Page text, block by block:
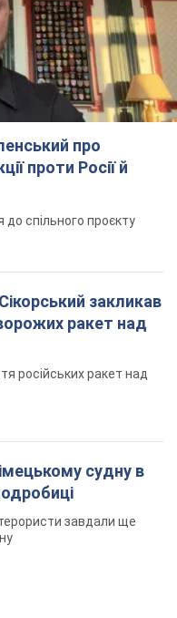
закликав
ракет над
російських ракет над
судну в